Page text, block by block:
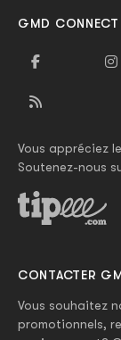
GMD CONNECT
Vous appréciez
Soutenez-nous
CONTACTER
Vous souhaitez
promotionnels,